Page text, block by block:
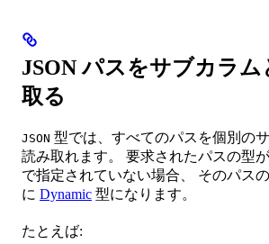
JSON パスをサブカラ
取る
JSON 型では、すべてのパスを個別の
読み取れます。 要求されたパスの型
で指定されていない場合、 そのパス
に Dynamic 型になります。
たとえば: